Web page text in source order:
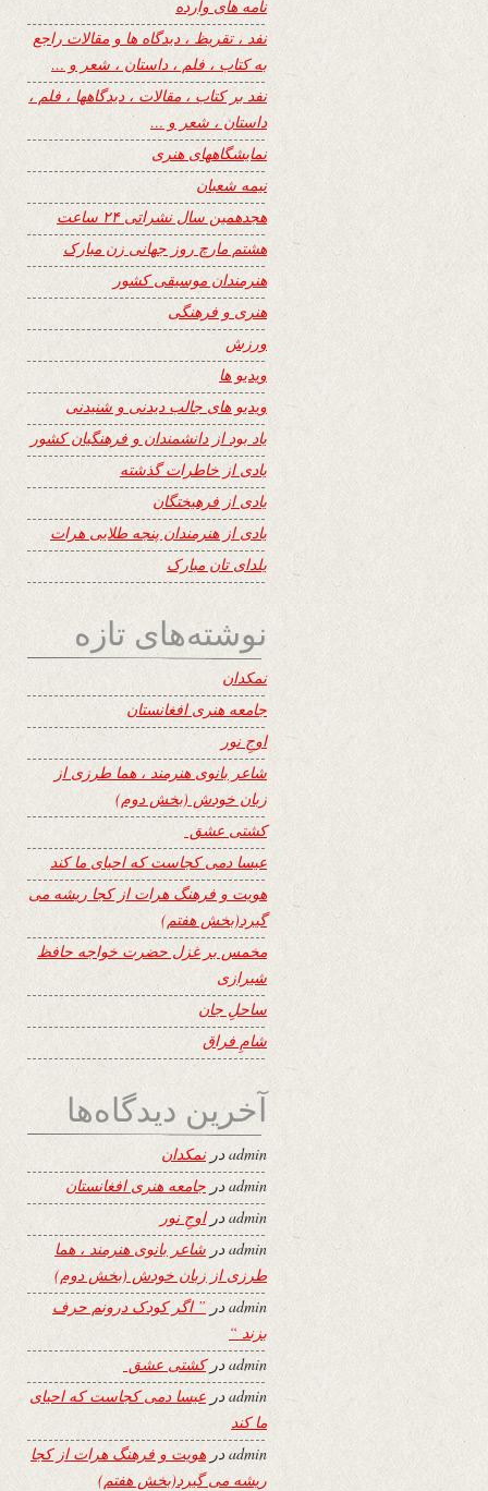
نامه های وارده
نفد ، تقریظ ، دیدگاه ها و مقالات راجع
به کتاب ، فلم ، داستان ، شعر و …
نفد بر کتاب ، مقالات ، دیدگاهها ، فلم ،
داستان ، شعر و …
نمایشگاههای هنری
نیمه شعبان
هجدهمین سال نشراتی ۲۴ ساعت
هشتم مارچ روز جهانی زن مبارک
هنرمندان موسیقی کشور
هنری و فرهنگی
ورزش
ویدیو ها
ویدیو های جالب دیدنی و شنیدنی
یاد بود از دانشمندان و فرهنگیان کشور
یادی از خاطرات گذشته
یادی از فرهیختگان
یادی از هنرمندان پنجه طلایی هرات
یلدای تان مبارک
نوشته‌های تازه
نمکدان
جامعه هنری افغانستان
اوجِ نور
شاعر بانوی هنرمند ، هما طرزی از
زبان خودش (بخش دوم)
کشتی عشق
عیسا دمی کجاست که احیای ما کند
هویت و فرهنگ هرات از کجا ریشه می
گیرد(بخش هفتم)
مخمس بر غزل حضرت خواجه حافظ
شیرازی
ساحلِ جان
شامِ فراق
آخرین دیدگاه‌ها
adminدرنمکدان
adminدر جامعه هنری افغانستان
adminدراوجِ نور
adminدر شاعر بانوی هنرمند ، هما
طرزی از زبان خودش (بخش دوم)
adminدر ” اگر کودک درونم حرف
بزند “
adminدرکشتی عشق
adminدر عیسا دمی کجاست که احیای
ما کند
adminدر هویت و فرهنگ هرات از کجا
ریشه می گیرد(بخش هفتم)